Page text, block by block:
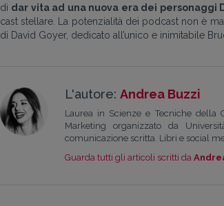
di dar vita ad una nuova era dei personaggi
cast stellare. La potenzialità dei podcast non è
di David Goyer, dedicato all’unico e inimitabile
L'autore: Andrea Buzzi
Laurea in Scienze e Tecniche della
Marketing organizzato da
comunicazione scritta. Libri e social
Guarda tutti gli articoli scritti da